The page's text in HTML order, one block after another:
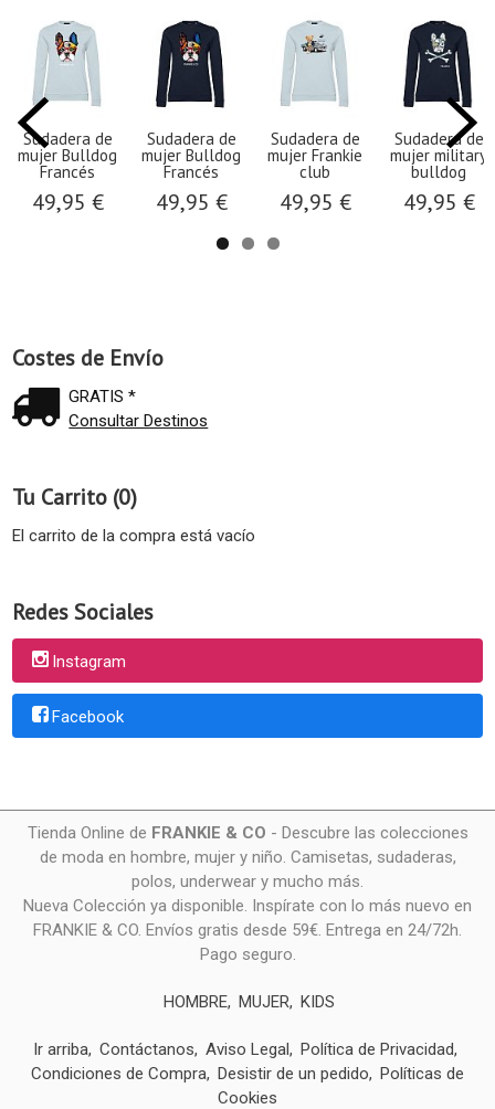
Costes de Envío
GRATIS *
Consultar Destinos
Tu Carrito (0)
El carrito de la compra está vacío
Redes Sociales
Instagram
Facebook
Sudadera de
mujer Bulldog
Francés
49,95 €
Sudadera de
mujer Bulldog
Francés
49,95 €
Sudadera de
mujer Frankie
club
49,95 €
Sudadera de
mujer military
bulldog
49,95 €
Tienda Online de FRANKIE & CO - Descubre las colecciones
de moda en hombre, mujer y niño. Camisetas, sudaderas,
polos, underwear y mucho más.
Nueva Colección ya disponible. Inspírate con lo más nuevo en
FRANKIE & CO. Envíos gratis desde 59€. Entrega en 24/72h.
Pago seguro.
HOMBRE MUJER KIDS
Ir arriba Contáctanos Aviso Legal
Política de Privacidad
Condiciones de Compra
Desistir de un pedido
Políticas de
Cookies